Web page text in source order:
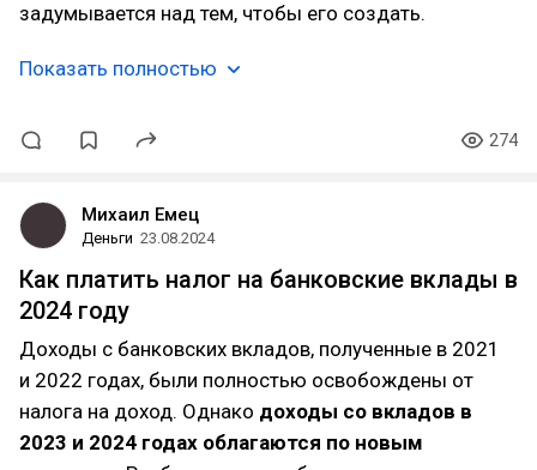
задумывается над тем, чтобы его создать.
Показать полностью
274
Михаил Емец
Деньги 23.08.2024
Как платить налог на банковские вклады в
2024 году
Доходы с банковских вкладов, полученные в 2021
и 2022 годах, были полностью освобождены от
налога на доход. Однако доходы со вкладов в
2023 и 2024 годах облагаются по новым